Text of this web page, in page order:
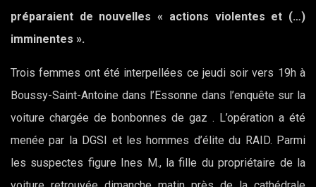
préparaient de nouvelles « actions violentes et (…)
imminentes ».
Trois femmes ont été interpellées ce jeudi soir vers 19h à
Boussy-Saint-Antoine dans l’Essonne dans l’enquête sur la
voiture chargée de bonbonnes de gaz . L’opération a été
menée par la DGSI et les hommes d’élite du RAID. Parmi
les suspectes figure Ines M., la fille du propriétaire de la